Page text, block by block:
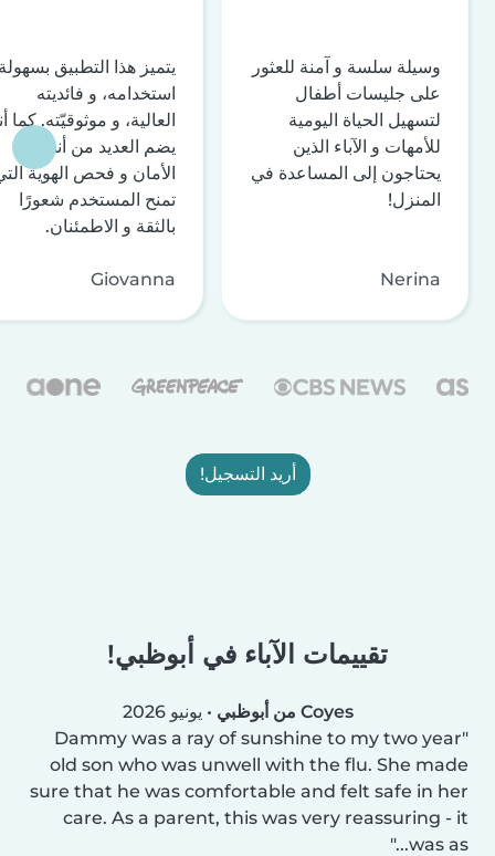
وسيلة سلسة و آمنة للعثور
على جليسات أطفال
لتسهيل الحياة اليومية
للأمهات و الآباء الذين
يحتاجون إلى المساعدة في
المنزل!
Nerina
يتميز هذا التطبيق
استخدامه، و فائديته
العالية، و موثوقيّته. كما
يضم العديد من أنظمة
الأمان و فحص الهوية
تمنح المستخدم شعورًا
بالثقة و الاطمئنان.
Giovanna
أريد التسجيل!
تقييمات الآباء في أبوظبي!
Coyes من أبوظبي • يونيو 2026
Dammy was a ray of sunshine to my two year
old son who was unwell with the flu. She made
sure that he was comfortable and felt safe in her
care. As a parent, this was very reassuring - it
was as...